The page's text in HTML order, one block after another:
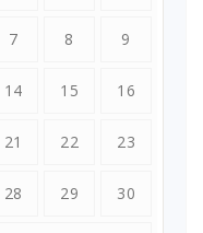
7 8 9
14 15 16
21 22 23
28 29 30